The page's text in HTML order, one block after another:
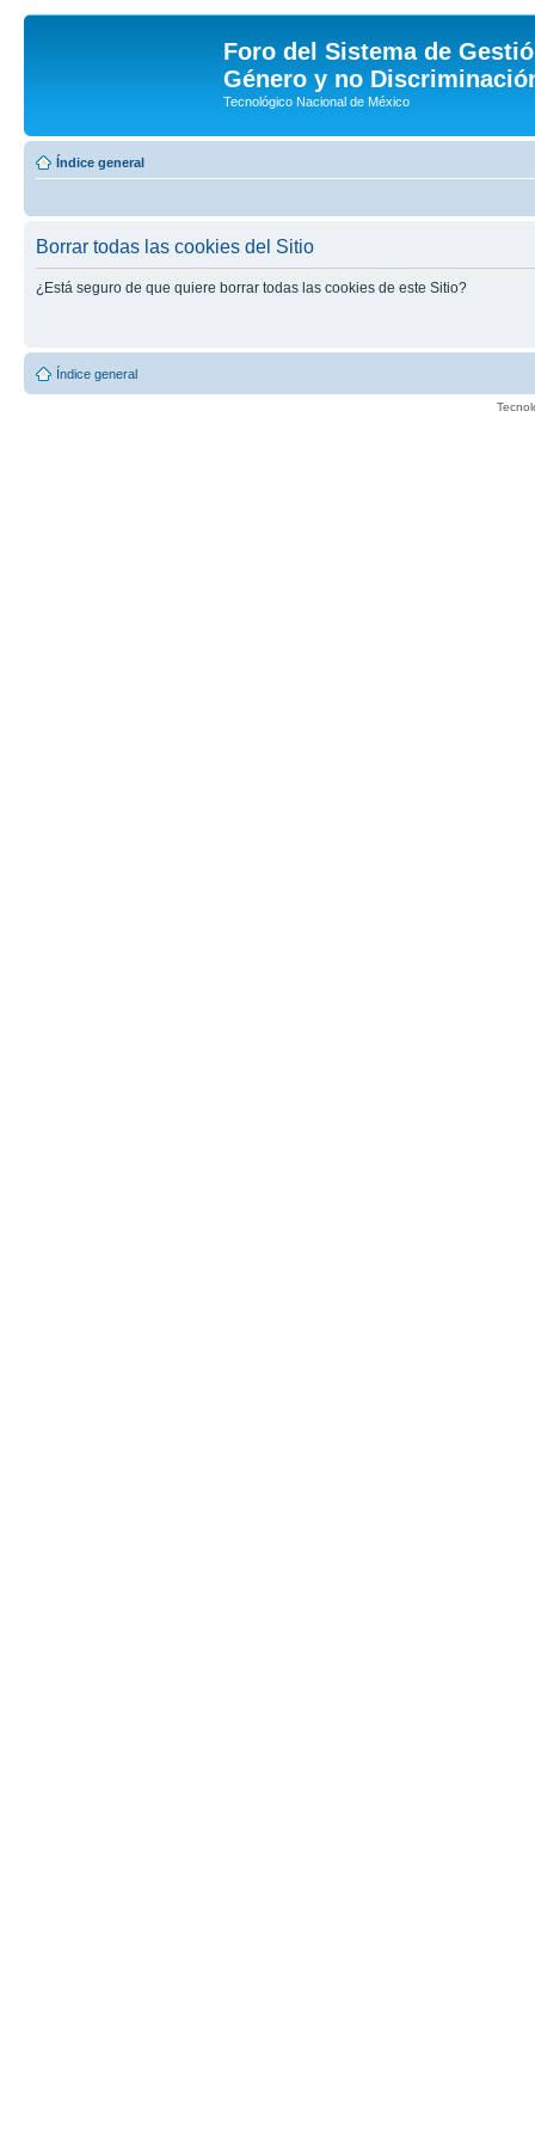
Foro del Sistema de
Género y no
Tecnológico Nacional de México
Índice general
Borrar todas las cookies del Sitio
¿Está seguro de que quiere borrar todas las cookies de este Sitio?
Índice general